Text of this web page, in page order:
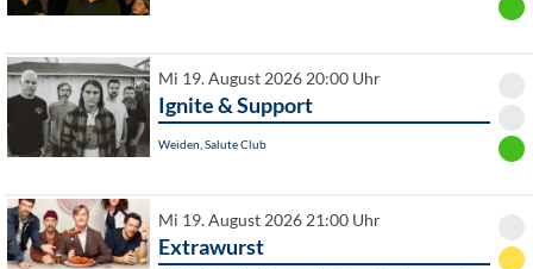
Mi 19. August 2026 20:00 Uhr
Ignite & Support
Weiden, Salute Club
Mi 19. August 2026 21:00 Uhr
Extrawurst